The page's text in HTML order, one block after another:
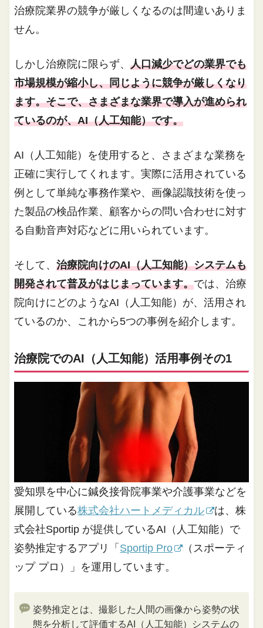
治療院業界の競争が厳しくなるのは間違いありま
せん。
しかし治療院に限らず、人口減少でどの業界でも
市場規模が縮小し、同じように競争が厳しくなり
ます。そこで、さまざまな業界で導入が進められ
ているのが、AI（人工知能）です。
AI（人工知能）を使用すると、さまざまな業務を
正確に実行してくれます。実際に活用されている
例として単純な事務作業や、画像認識技術を使っ
た製品の検品作業、顧客からの問い合わせに対す
る自動音声対応などに用いられています。
そして、治療院向けのAI（人工知能）システムも
開発されて普及がはじまっています。では、治療
院向けにどのようなAI（人工知能）が、活用され
ているのか、これから5つの事例を紹介します。
治療院でのAI（人工知能）活用事例その1
愛知県を中心に鍼灸接骨院事業や介護事業などを
展開している株式会社ハートメディカル
は、株
式会社Sportip が提供しているAI（人工知能）で
姿勢推定するアプリ「 Sportip Pro
（スポーティ
ップ プロ）」を運用しています。
姿勢推定とは、撮影した人間の画像から姿勢の状
態を分析して評価するAI（人工知能）システムの